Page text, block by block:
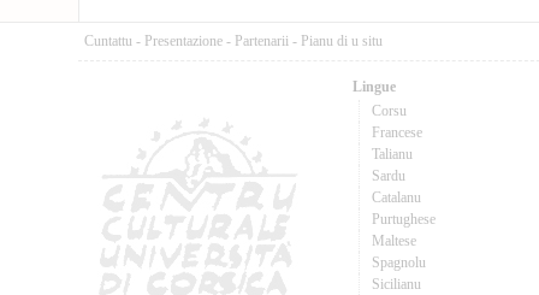
Cuntattu - Presentazione - Partenarii - Pianu di u situ
Lingue
Corsu
Francese
Talianu
Sardu
Catalanu
Purtughese
Maltese
Spagnolu
Sicilianu